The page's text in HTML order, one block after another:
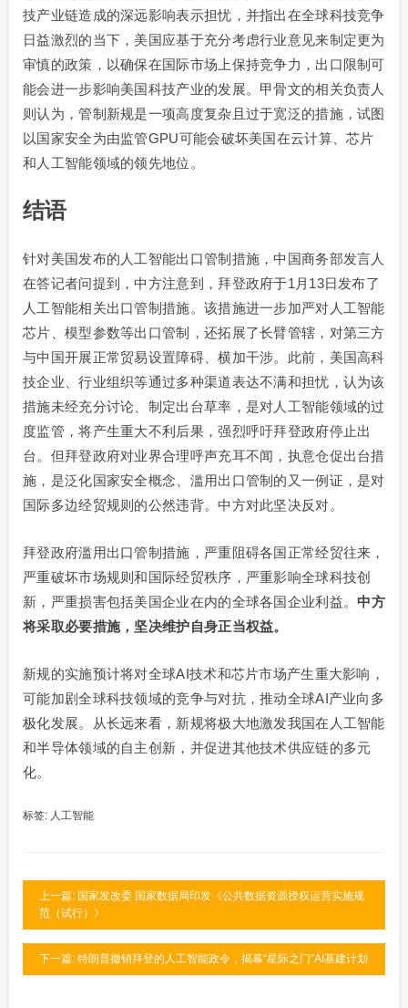
技产业链造成的深远影响表示担忧，并指出在全球科技竞争
日益激烈的当下，美国应基于充分考虑行业意见来制定更为
审慎的政策，以确保在国际市场上保持竞争力，出口限制可
能会进一步影响美国科技产业的发展。甲骨文的相关负责人
则认为，管制新规是一项高度复杂且过于宽泛的措施，试图
以国家安全为由监管GPU可能会破坏美国在云计算、芯片
和人工智能领域的领先地位。
结语
针对美国发布的人工智能出口管制措施，中国商务部发言人
在答记者问提到，中方注意到，拜登政府于1月13日发布了
人工智能相关出口管制措施。该措施进一步加严对人工智能
芯片、模型参数等出口管制，还拓展了长臂管辖，对第三方
与中国开展正常贸易设置障碍、横加干涉。此前，美国高科
技企业、行业组织等通过多种渠道表达不满和担忧，认为该
措施未经充分讨论、制定出台草率，是对人工智能领域的过
度监管，将产生重大不利后果，强烈呼吁拜登政府停止出
台。但拜登政府对业界合理呼声充耳不闻，执意仓促出台措
施，是泛化国家安全概念、滥用出口管制的又一例证，是对
国际多边经贸规则的公然违背。中方对此坚决反对。
拜登政府滥用出口管制措施，严重阻碍各国正常经贸往来，
严重破坏市场规则和国际经贸秩序，严重影响全球科技创
新，严重损害包括美国企业在内的全球各国企业利益。中方
将采取必要措施，坚决维护自身正当权益。
新规的实施预计将对全球AI技术和芯片市场产生重大影响，
可能加剧全球科技领域的竞争与对抗，推动全球AI产业向多
极化发展。从长远来看，新规将极大地激发我国在人工智能
和半导体领域的自主创新，并促进其他技术供应链的多元
化。
标签: 人工智能
上一篇: 国家发改委 国家数据局印发《公共数据资源授权运营实施规
范（试行）》
下一篇: 特朗普撤销拜登的人工智能政令，揭幕“星际之门”AI基建计划